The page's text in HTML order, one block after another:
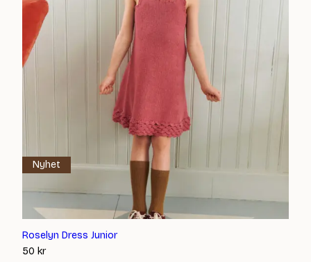
Roselyn Dress Junior
50 kr
Nyhet